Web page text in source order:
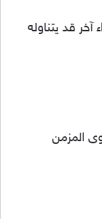
قد يتناوله
المزمن